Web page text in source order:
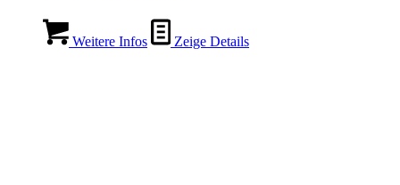
Weitere Infos Zeige Details